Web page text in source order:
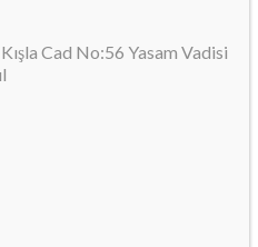
Cad No:56 Yasam Vadisi